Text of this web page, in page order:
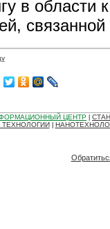
в области
связанной
ЦЕНТР